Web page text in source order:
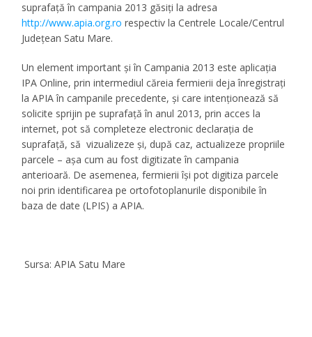
suprafaţă în campania 2013 găsiţi la adresa
http://www.apia.org.ro respectiv la Centrele Locale/Centrul
Judeţean Satu Mare.
Un element important şi în Campania 2013 este aplicaţia
IPA Online, prin intermediul căreiafermierii deja înregistraţi
la APIA în campanile precedente, şi care intenţionează să
solicite sprijin pe suprafaţă în anul 2013,prin acces la
internet,pot să completeze electronic declaraţia de
suprafaţă, să vizualizeze şi, după caz, actualizeze propriile
parcele – aşa cum au fost digitizate în campania
anterioară. De asemenea, fermierii îşi pot digitiza parcele
noi prin identificarea pe ortofotoplanurile disponibile în
baza de date (LPIS) a APIA.
Sursa: APIA Satu Mare